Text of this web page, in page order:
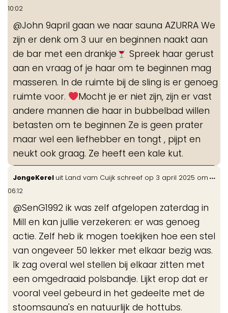
10:02
@John 9april gaan we naar sauna AZURRA We
zijn er denk om 3 uur en beginnen naakt aan
de bar met een drankje
Spreek haar gerust
aan en vraag of je haar om te beginnen mag
masseren. In de ruimte bij de sling is er genoeg
ruimte voor.
Mocht je er niet zijn, zijn er vast
andere mannen die haar in bubbelbad willen
betasten om te beginnen Ze is geen prater
maar wel een liefhebber en tongt , pijpt en
neukt ook graag. Ze heeft een kale kut.
JongeKerel uit Land vam Cuijk schreef op 3 april 2025 om
06:12
@SenG1992 ik was zelf afgelopen zaterdag in
Mill en kan jullie verzekeren: er was genoeg
actie. Zelf heb ik mogen toekijken hoe een stel
van ongeveer 50 lekker met elkaar bezig was.
Ik zag overal wel stellen bij elkaar zitten met
een omgedraaid polsbandje. Lijkt erop dat er
vooral veel gebeurd in het gedeelte met de
stoomsauna's en natuurlijk de hottubs.
...